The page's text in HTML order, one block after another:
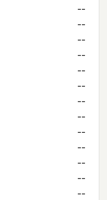
--
--
--
--
--
--
--
--
--
--
--
--
--